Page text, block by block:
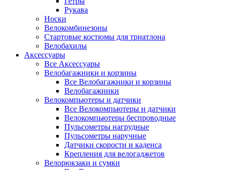
Рукава
Носки
Велокомбинезоны
Стартовые костюмы для триатлона
Велобахилы
Аксессуары
Все Аксессуары
Велобагажники и корзины
Все Велобагажники и корзины
Велобагажники
Велокомпьютеры и датчики
Все Велокомпьютеры и датчики
Велокомпьютеры беспроводные
Пульсометры нагрудные
Пульсометры наручные
Датчики скорости и каденса
Крепления для велогаджетов
Велорюкзаки и сумки